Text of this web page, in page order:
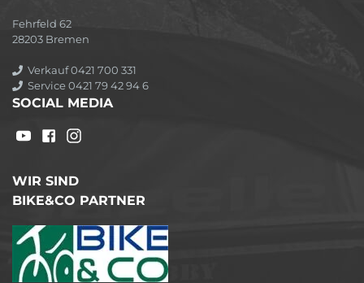
Fehrfeld 62
28203 Bremen
Verkauf 0421 700 331
Service 0421 79 42 94 6
SOCIAL MEDIA
WIR SIND
BIKE&CO PARTNER